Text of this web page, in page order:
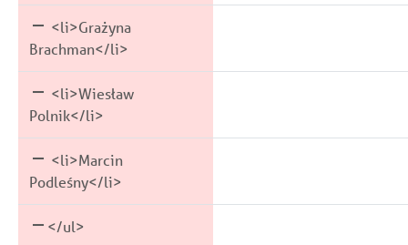
<li>Grażyna
Brachman</li>
<li>Wiesław
Polnik</li>
<li>Marcin
Podleśny</li>
</ul>